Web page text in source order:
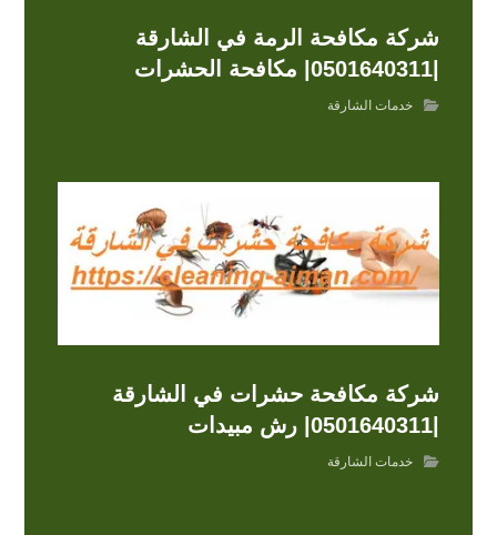
شركة مكافحة الرمة في الشارقة
|0501640311| مكافحة الحشرات
خدمات الشارقة
شركة مكافحة حشرات في الشارقة
|0501640311| رش مبيدات
خدمات الشارقة